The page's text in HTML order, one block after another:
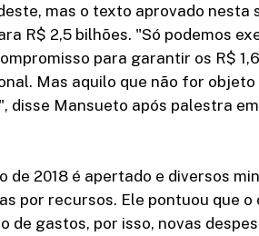
mas o texto aprovado nesta
R$ 2,5 bilhões. "Só podemos
para garantir os R$
Mas aquilo que não for objeto
disse Mansueto após palestra
de 2018 é apertado e diversos
por recursos. Ele pontuou que o
gastos, por isso, novas